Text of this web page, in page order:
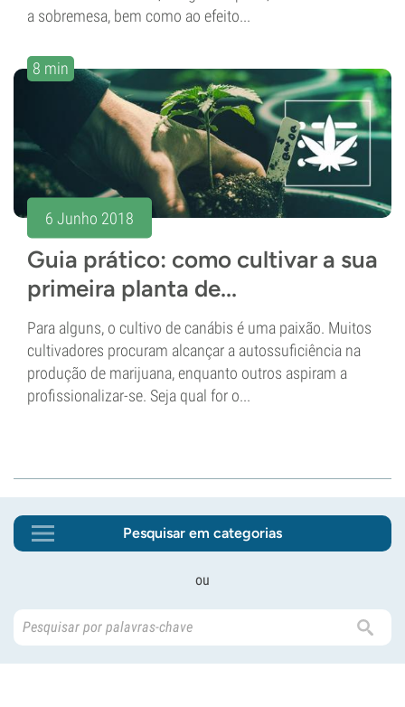
a sobremesa, bem como ao efeito...
8 min
6 Junho 2018
Guia prático: como cultivar a sua
primeira planta de...
Para alguns, o cultivo de canábis é uma paixão. Muitos
cultivadores procuram alcançar a autossuficiência na
produção de marijuana, enquanto outros aspiram a
profissionalizar-se. Seja qual for o...
Pesquisar em categorias
ou